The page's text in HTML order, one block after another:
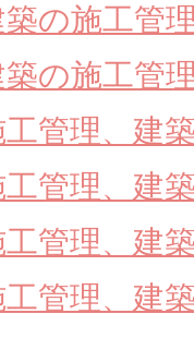
築の施工管
築の施工管
工管理、建
工管理、建
工管理、建
工管理、建